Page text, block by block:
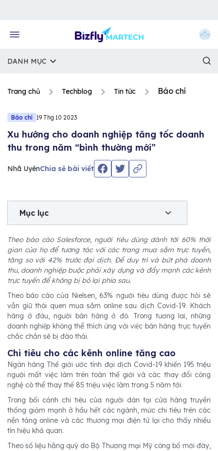
DANH MỤC
Trang chủ Techblog Tin tức Báo chí
Báo chí 19 Thg 10 2023
Xu hướng cho doanh nghiệp tăng tốc doanh
thu trong năm “bình thường mới”
Nhã UyênChia sẻ bài viết
Mục lục
Theo báo cáo Salesforce, người tiêu dùng dành tới 60% thời
gian của họ để tương tác với các trang mua sắm trực tuyến,
tăng so với 42% trước đại dịch. Để duy trì và bứt phá doanh
thu, doanh nghiệp buộc phải xây dựng và đẩy mạnh các kênh
trực tuyến để không bị bỏ lại phía sau.
Theo báo cáo của Nielsen, 63% người tiêu dùng được hỏi sẽ
vẫn giữ thói quen mua sắm online sau dịch Covid-19. Khách
hàng ở đâu, người bán hàng ở đó. Trong tương lai, những
doanh nghiệp không thể thích ứng với việc bán hàng trực tuyến
chắc chắn sẽ bị đào thải.
Chi tiêu cho các kênh online tăng cao
Ngân hàng Thế giới ước tính đại dịch Covid-19 khiến 195 triệu
người mất việc làm trên toàn thế giới và các thay đổi công
nghệ có thể thay thế 85 triệu việc làm trong 5 năm tới.
Trong bối cảnh chi tiêu của người dân tại cửa hàng truyền
thống giảm mạnh ở hầu hết các ngành, mức chi tiêu trên các
nền tảng online và các thương mại điện tử lại cho thấy nhiều
tín hiệu khả quan.
Theo số liệu hằng quý do Bộ Thương mại Mỹ công bố mới đây,